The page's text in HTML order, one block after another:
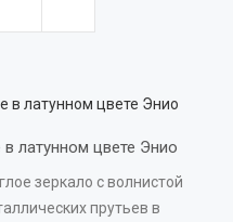
латунном цвете Энио
зеркало с волнистой
прутьев в